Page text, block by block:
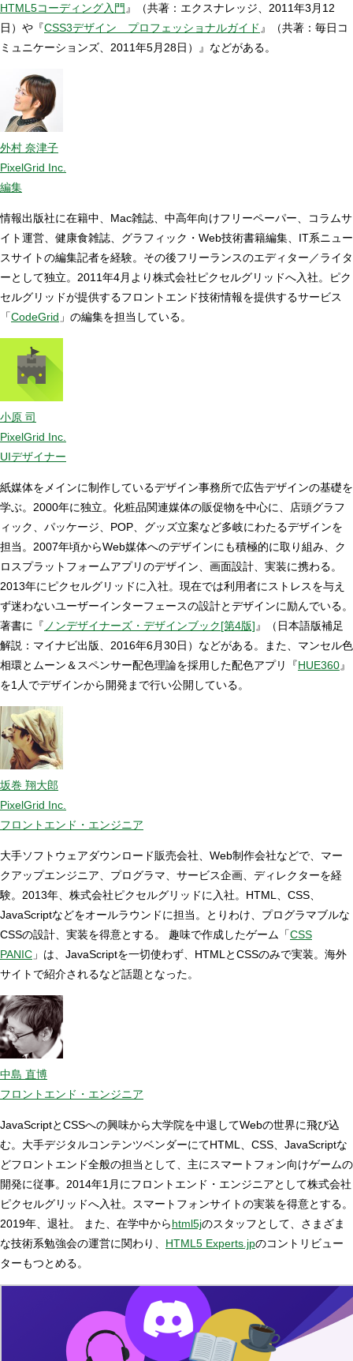
HTML5コーディング入門 』（共著：エクスナレッジ、2011年3月12
日）や『CSS3デザイン プロフェッショナルガイド 』（共著：毎日コ
ミュニケーションズ、2011年5月28日）』などがある。
外村 奈津子
PixelGrid Inc.
編集
情報出版社に在籍中、Mac雑誌、中高年向けフリーペーパー、コラムサ
イト運営、健康食雑誌、グラフィック・Web技術書籍編集、IT系ニュー
スサイトの編集記者を経験。その後フリーランスのエディター／ライタ
ーとして独立。2011年4月より株式会社ピクセルグリッドへ入社。ピク
セルグリッドが提供するフロントエンド技術情報を提供するサービス
「CodeGrid 」の編集を担当している。
小原 司
PixelGrid Inc.
UIデザイナー
紙媒体をメインに制作しているデザイン事務所で広告デザインの基礎を
学ぶ。2000年に独立。化粧品関連媒体の販促物を中心に、店頭グラフ
ィック、パッケージ、POP、グッズ立案など多岐にわたるデザインを
担当。2007年頃からWeb媒体へのデザインにも積極的に取り組み、ク
ロスプラットフォームアプリのデザイン、画面設計、実装に携わる。
2013年にピクセルグリッドに入社。現在では利用者にストレスを与え
ず迷わないユーザーインターフェースの設計とデザインに励んでいる。
著書に『 ノンデザイナーズ・デザインブック[第4版] 』（日本語版補足
解説：マイナビ出版、2016年6月30日）などがある。また、マンセル色
相環とムーン＆スペンサー配色理論を採用した配色アプリ『HUE360』
を1人でデザインから開発まで行い公開している。
坂巻 翔大郎
PixelGrid Inc.
フロントエンド・エンジニア
大手ソフトウェアダウンロード販売会社、Web制作会社などで、マー
クアップエンジニア、プログラマ、サービス企画、ディレクターを経
験。2013年、株式会社ピクセルグリッドに入社。HTML、CSS、
JavaScriptなどをオールラウンドに担当。とりわけ、プログラマブルな
CSSの設計、実装を得意とする。 趣味で作成したゲーム「CSS
PANIC 」は、JavaScriptを一切使わず、HTMLとCSSのみで実装。海外
サイトで紹介されるなど話題となった。
中島 直博
フロントエンド・エンジニア
JavaScriptとCSSへの興味から大学院を中退してWebの世界に飛び込
む。大手デジタルコンテンツベンダーにてHTML、CSS、JavaScriptな
どフロントエンド全般の担当として、主にスマートフォン向けゲームの
開発に従事。2014年1月にフロントエンド・エンジニアとして株式会社
ピクセルグリッドへ入社。スマートフォンサイトの実装を得意とする。
2019年、退社。 また、在学中からhtml5jのスタッフとして、さまざま
な技術系勉強会の運営に関わり、 HTML5 Experts.jpのコントリビュー
ターもつとめる。